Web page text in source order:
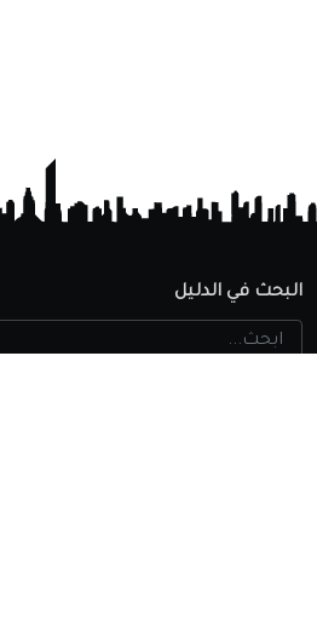
البحث في الدليل
ابحث...